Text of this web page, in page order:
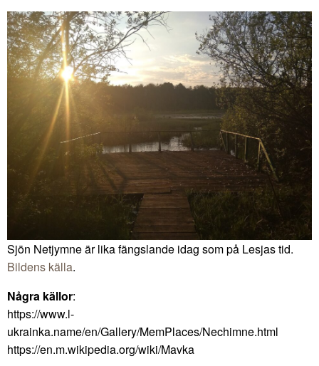
Sjön Netjymne är lika fängslande idag som på Lesjas tid.
Bildens källa.
Några källor:
https://www.l-
ukrainka.name/en/Gallery/MemPlaces/Nechimne.html
https://en.m.wikipedia.org/wiki/Mavka